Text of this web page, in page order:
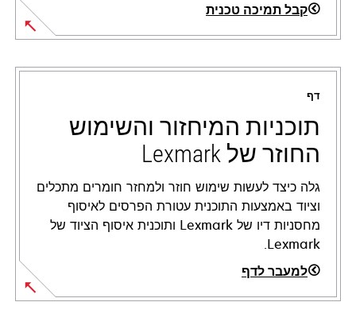
קבל תמיכה טכנית
opens
in
new
tab
דף
תוכניות המיחזור והשימוש
החוזר של Lexmark
גלה כיצד לעשות שימוש חוזר ולמחזר חומרים מתכלים
וציוד באמצעות התוכנית עטורת הפרסים לאיסוף
מחסניות דיו של Lexmark ותוכנית איסוף הציוד של
Lexmark.
למעבר לדף